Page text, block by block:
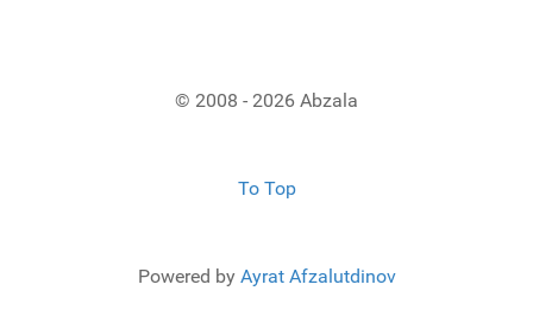
© 2008 - 2026 Abzala
To Top
Powered by Ayrat Afzalutdinov